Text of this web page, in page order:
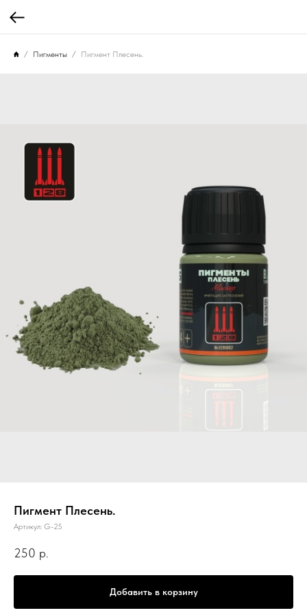
Пигменты Пигмент Плесень.
Пигмент Плесень.
Артикул: G-25
250 р.
Добавить в корзину